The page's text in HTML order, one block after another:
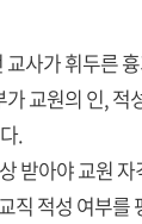
사가 휘두른
교원의 인, 적
.
받아야 교원
직 적성 여부를